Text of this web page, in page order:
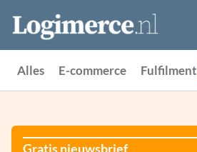
Vacatures
Events
Alles E-commerce Fulfilment
Gratis nieuwsbrief